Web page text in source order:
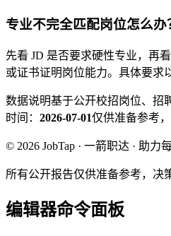
专业不完全匹配岗位怎么办
先看 JD 是否要求硬性专业，再
或证书证明岗位能力。具体要求
数据说明基于公开校招岗位、招
时间： 2026-07-01仅供准备参考
© 2026 JobTap · 一箭职达 · 助力
所有公开报告仅供准备参考，决
编辑器命令面板